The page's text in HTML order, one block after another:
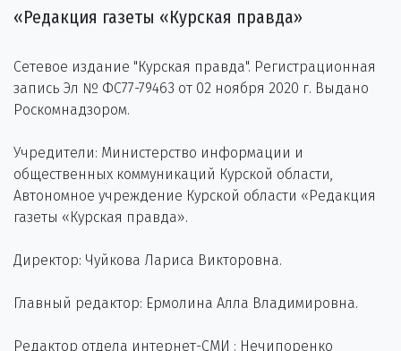
«Редакция газеты «Курская правда»
Сетевое издание "Курская правда". Регистрационная
запись Эл № ФС77-79463 от 02 ноября 2020 г. Выдано
Роскомнадзором.
Учредители: Министерство информации и
общественных коммуникаций Курской области,
Автономное учреждение Курской области «Редакция
газеты «Курская правда».
Директор: Чуйкова Лариса Викторовна.
Главный редактор: Ермолина Алла Владимировна.
Редактор отдела интернет-СМИ : Нечипоренко